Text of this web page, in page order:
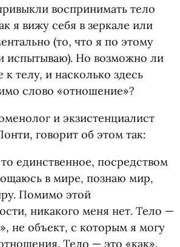
воспринимать тело
я вижу себя в зеркале или
(то, что я по этому
испытываю). Но возможно ли
телу, и насколько здесь
слово «отношение»?
и экзистенциалист
говорит об этом так:
единственное, посредством
в мире, познаю мир,
Помимо этой
никакого меня нет. Тело —
не объект, с которым я могу
Тело — это «как».